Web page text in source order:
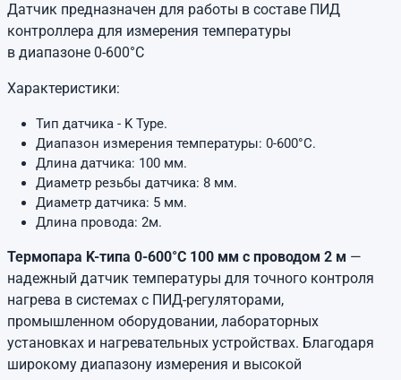
Датчик предназначен для работы в составе ПИД
контроллера для измерения температуры
в диапазоне 0-600°C
Характеристики:
Тип датчика - K Type.
Диапазон измерения температуры: 0-600°C.
Длина датчика: 100 мм.
Диаметр резьбы датчика: 8 мм.
Диаметр датчика: 5 мм.
Длина провода: 2м.
Термопара K-типа 0-600°C 100 мм с проводом 2 м —
надежный датчик температуры для точного контроля
нагрева в системах с ПИД-регуляторами,
промышленном оборудовании, лабораторных
установках и нагревательных устройствах. Благодаря
широкому диапазону измерения и высокой